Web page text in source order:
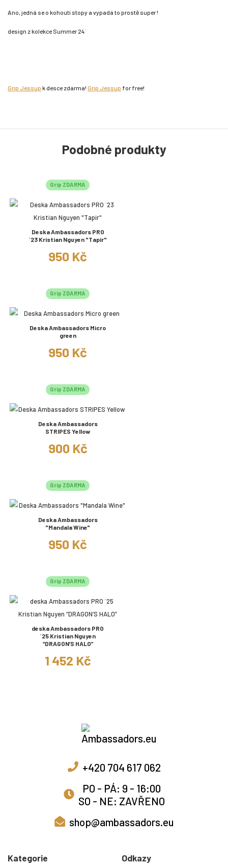
Ano, jedná se o kohoutí stopy a vypadá to prostě super !
design z kolekce Summer 24´
Grip Jessup k desce zdarma! Grip Jessup for free!
Podobné produkty
Grip ZDARMA
Deska Ambassadors PRO
´23 Kristian Nguyen "Tapir"
950 Kč
Grip ZDARMA
Deska Ambassadors Micro
green
950 Kč
Grip ZDARMA
Deska Ambassadors
STRIPES Yellow
900 Kč
Grip ZDARMA
Deska Ambassadors
"Mandala Wine"
950 Kč
Grip ZDARMA
deska Ambassadors PRO
´25 Kristian Nguyen
“DRAGON’S HALO”
1 452 Kč
+420 704 617 062
PO - PÁ: 9 - 16:00
SO - NE: ZAVŘENO
shop@ambassadors.eu
Kategorie Odkazy